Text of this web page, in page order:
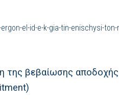
el-id-e-k-gia-tin-enischysi-
της βεβαίωσης